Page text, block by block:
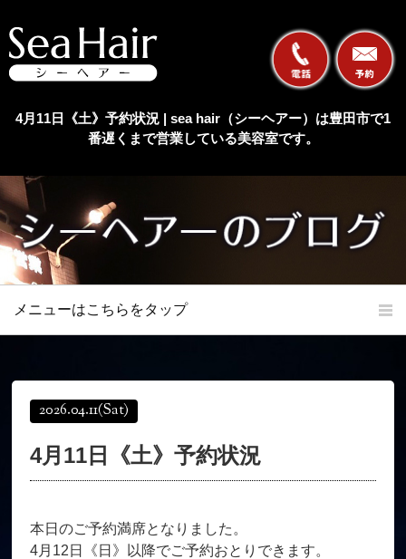
4月11日《土》予約状況 | sea hair（シーヘアー）は豊田市で1
番遅くまで営業している美容室です。
メニューはこちらをタップ
オンラインショップ
育毛コース よくある質問
お客様の声 シーヘアーのブログ
2026.04.11(Sat)
4月11日《土》予約状況
本日のご予約満席となりました。
4月12日《日》以降でご予約おとりできます。